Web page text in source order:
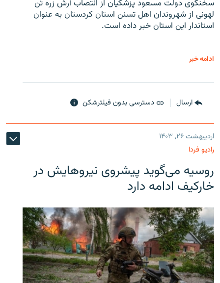
سخنگوی دولت مسعود پزشکیان از انتصاب آرش زره تن
لهونی از شهروندان اهل تسنن استان کردستان به عنوان
استاندار این استان خبر داده است.
ادامه خبر
ارسال دسترسی بدون فیلترشکن
اردیبهشت ۲۶, ۱۴۰۳
رادیو فردا
روسیه می‌گوید پیشروی نیروهایش در
خارکیف ادامه دارد